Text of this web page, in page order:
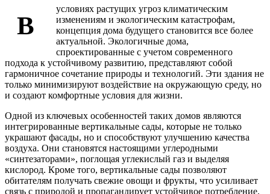
В
условиях растущих угроз климатическим
изменениям и экологическим катастрофам,
концепция дома будущего становится все более
актуальной. Экологичные дома,
спроектированные с учетом современного
подхода к устойчивому развитию, представляют собой
гармоничное сочетание природы и технологий. Эти здания не
только минимизируют воздействие на окружающую среду, но
и создают комфортные условия для жизни.
Одной из ключевых особенностей таких домов являются
интегрированные вертикальные сады, которые не только
украшают фасады, но и способствуют улучшению качества
воздуха. Они становятся настоящими углеродными
«синтезаторами», поглощая углекислый газ и выделяя
кислород. Кроме того, вертикальные сады позволяют
обитателям получать свежие овощи и фрукты, что усиливает
связь с природой и пропагандирует устойчивое потребление.